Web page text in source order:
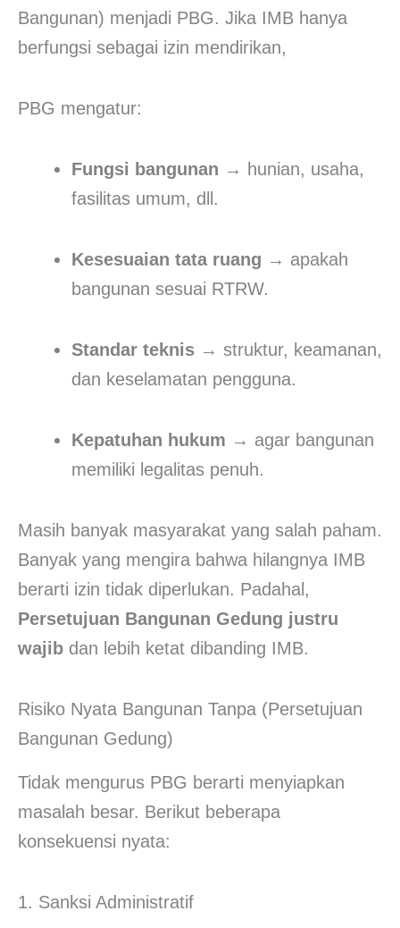
Bangunan) menjadi PBG. Jika IMB hanya
berfungsi sebagai izin mendirikan,
PBG mengatur:
Fungsi bangunan → hunian, usaha,
fasilitas umum, dll.
Kesesuaian tata ruang → apakah
bangunan sesuai RTRW.
Standar teknis → struktur, keamanan,
dan keselamatan pengguna.
Kepatuhan hukum → agar bangunan
memiliki legalitas penuh.
Masih banyak masyarakat yang salah paham.
Banyak yang mengira bahwa hilangnya IMB
berarti izin tidak diperlukan. Padahal,
Persetujuan Bangunan Gedung justru
wajib dan lebih ketat dibanding IMB.
Risiko Nyata Bangunan Tanpa (Persetujuan
Bangunan Gedung)
Tidak mengurus PBG berarti menyiapkan
masalah besar. Berikut beberapa
konsekuensi nyata:
1. Sanksi Administratif